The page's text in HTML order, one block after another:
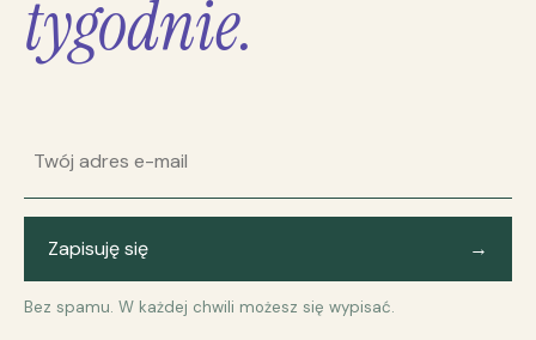
tygodnie.
Zapisuję się →
Bez spamu. W każdej chwili możesz się wypisać.